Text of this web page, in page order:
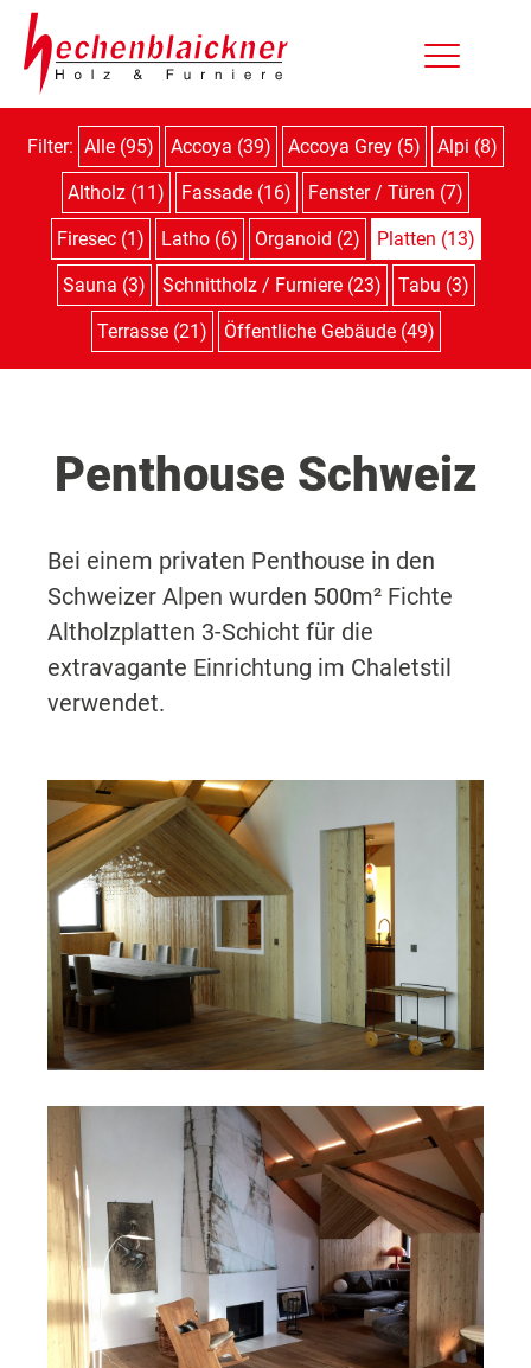
Filter: Alle (95) Accoya (39) Accoya Grey (5) Alpi (8)
Altholz (11) Fassade (16) Fenster / Türen (7)
Firesec (1) Latho (6) Organoid (2) Platten (13)
Sauna (3) Schnittholz / Furniere (23) Tabu (3)
Terrasse (21) Öffentliche Gebäude (49)
Penthouse Schweiz
Bei einem privaten Penthouse in den
Schweizer Alpen wurden 500m² Fichte
Altholzplatten 3-Schicht für die
extravagante Einrichtung im Chaletstil
verwendet.